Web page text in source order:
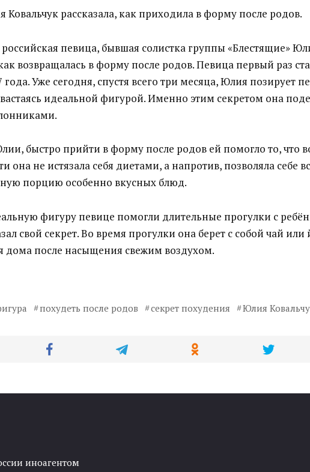
рассказала, как приходила в форму после родов.
певица, бывшая солистка группы «Блестящие»
возвращалась в форму после родов. Певица первый раз
года. Уже сегодня, спустя всего три месяца, Юлия позирует
идеальной фигурой. Именно этим секретом она
быстро прийти в форму после родов ей помогло то, что
она не истязала себя диетами, а напротив, позволяла себе
порцию особенно вкусных блюд.
фигуру певице помогли длительные прогулки с
свой секрет. Во время прогулки она берет с собой чай или
дома после насыщения свежим воздухом.
похудеть после родов секрет похудения Юлия
иноагентом